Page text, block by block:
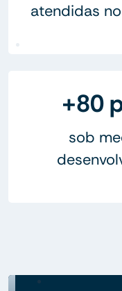
atendidas
+80
sob